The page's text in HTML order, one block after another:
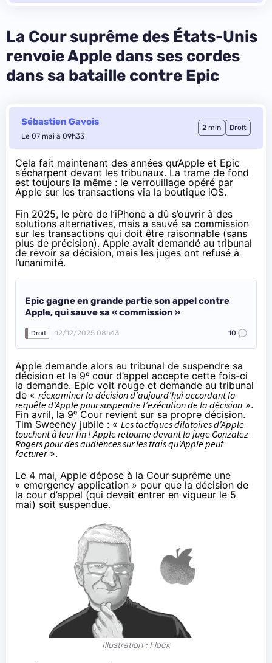
La Cour suprême des États-Unis
renvoie Apple dans ses cordes
dans sa bataille contre Epic
Sébastien Gavois
Le 07 mai à 09h33
2 min Droit
Cela fait maintenant des années qu’Apple et Epic
s’écharpent devant les tribunaux. La trame de fond
est toujours la même : le verrouillage opéré par
Apple sur les transactions via la boutique iOS.
Fin 2025, le père de l’iPhone a dû s’ouvrir à des
solutions alternatives, mais a sauvé sa commission
sur les transactions qui doit être raisonnable (sans
plus de précision). Apple avait demandé au tribunal
de revoir sa décision,mais les juges ont refusé à
l’unanimité.
Epic gagne en grande partie son appel contre
Apple, qui sauve sa « commission »
Droit 12/12/2025 08h43 10
Apple demande alors au tribunal de suspendre sa
décision et la 9ᵉ cour d’appel accepte cette fois-ci
la demande. Epic voit rouge et demande au tribunal
de « réexaminer la décision d’aujourd’hui accordant la
requête d’Apple pour suspendre l’exécution de la décision ».
Fin avril, la 9ᵉ Cour revient sur sa propre décision.
Tim Sweeney jubile : « Les tactiques dilatoires d’Apple
touchent à leur fin ! Apple retourne devant la juge Gonzalez
Rogers pour des audiences sur les frais qu’Apple peut
facturer».
Le 4 mai, Apple dépose à la Cour suprême une
« emergency application » pour que la décision de
la cour d’appel (qui devait entrer en vigueur le 5
mai) soit suspendue.
Illustration : Flock